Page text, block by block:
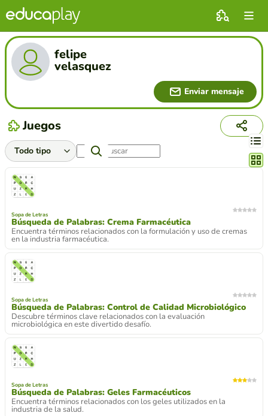
felipe
velasquez
Enviar mensaje
Juegos
Sopa de Letras
Búsqueda de Palabras: Crema Farmacéutica
Encuentra términos relacionados con la formulación y uso de cremas
en la industria farmacéutica.
Sopa de Letras
Búsqueda de Palabras: Control de Calidad Microbiológico
Descubre términos clave relacionados con la evaluación
microbiológica en este divertido desafío.
Sopa de Letras
Búsqueda de Palabras: Geles Farmacéuticos
Encuentra términos relacionados con los geles utilizados en la
industria de la salud.